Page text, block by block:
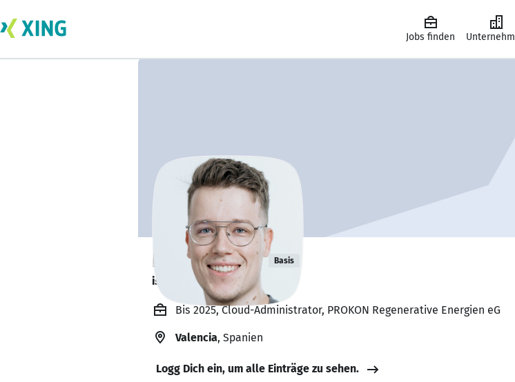
Jobs finden
Daniel König Basis
ist offen für Projekte. 🔎
Bis 2025, Cloud-Administrator, PROKON Regenerative Energien eG
Valencia, Spanien
Logg Dich ein, um alle Einträge zu sehen.